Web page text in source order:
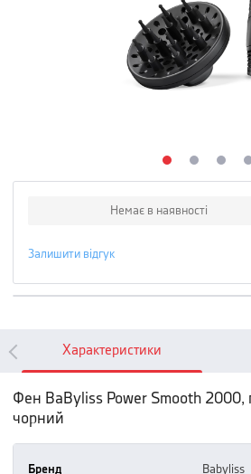
Немає в наявності
Залишити відгук
Характеристики
Фен BaByliss Power Smooth 2000,
чорний
Бренд babyliss